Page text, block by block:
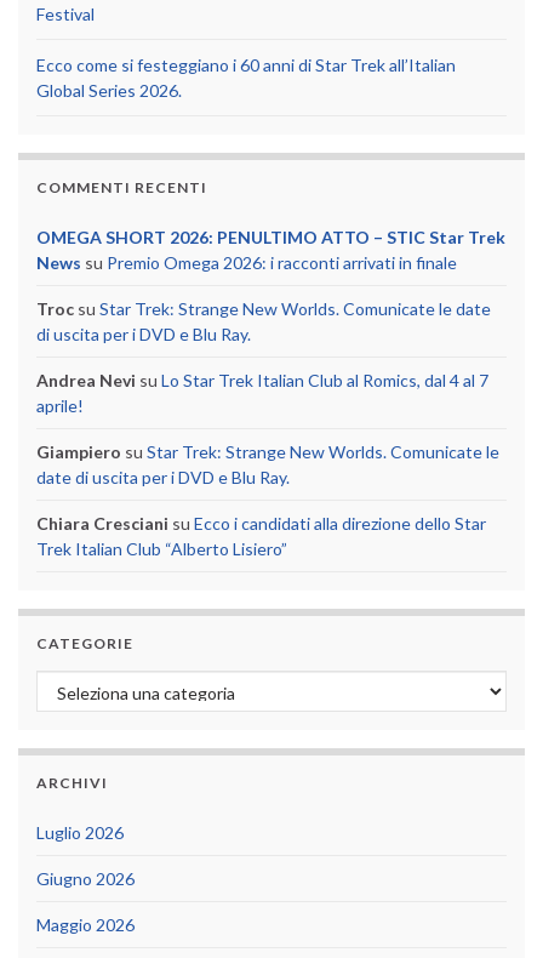
Festival
Ecco come si festeggiano i 60 anni di Star Trek all’Italian
Global Series 2026.
COMMENTI RECENTI
OMEGA SHORT 2026: PENULTIMO ATTO – STIC Star Trek
News su Premio Omega 2026: i racconti arrivati in finale
Troc su Star Trek: Strange New Worlds. Comunicate le date
di uscita per i DVD e Blu Ray.
Andrea Nevi su Lo Star Trek Italian Club al Romics, dal 4 al 7
aprile!
Giampiero su Star Trek: Strange New Worlds. Comunicate le
date di uscita per i DVD e Blu Ray.
Chiara Cresciani su Ecco i candidati alla direzione dello Star
Trek Italian Club “Alberto Lisiero”
CATEGORIE
Categorie
ARCHIVI
Luglio 2026
Giugno 2026
Maggio 2026